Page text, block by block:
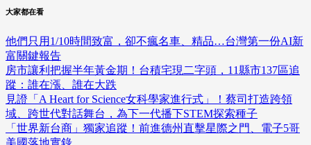
大家都在看
他們只用1/10時間致富，卻不瘋名車、精品…台灣第一份AI新
富關鍵報告
房市讓利把握半年黃金期！台積宅現二字頭，11縣市137區追
蹤：誰在漲、誰在大跌
見證「A Heart for Science女科學家進行式」！蔡司打造跨領
域、跨世代對話舞台，為下一代播下STEM探索種子
「世界新台商」獨家追蹤！前進德州直擊星際之門、電子5哥
美國落地實錄